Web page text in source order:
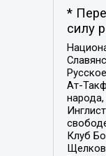
*
силу
Ат-
Клуб